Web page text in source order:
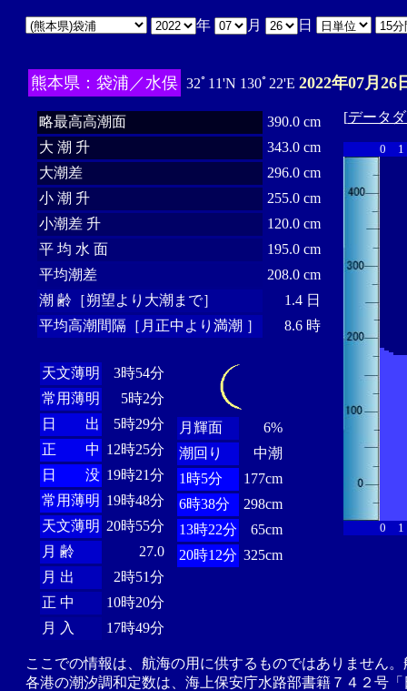
年 月 日
熊本県：袋浦／水俣 32ﾟ11'N 130ﾟ22'E 2022年07月26
略最高高潮面
390.0 cm
大 潮 升
343.0 cm
大潮差
296.0 cm
小 潮 升
255.0 cm
小潮差 升
120.0 cm
平 均 水 面
195.0 cm
平均潮差
208.0 cm
潮 齢［朔望より大潮まで］
1.4 日
平均高潮間隔［月正中より満潮 ］
8.6 時
天文薄明
3時54分
常用薄明
5時2分
日 出
5時29分
正 中 12時25分
日 没 19時21分
常用薄明 19時48分
天文薄明 20時55分
月 齢
27.0
月 出
2時51分
正 中
10時20分
月 入
17時49分
月輝面
6%
潮回り
中潮
1時5分
177cm
6時38分
298cm
13時22分
65cm
20時12分 325cm
[データ
0 1
0 1
ここでの情報は、航海の用に供するものではありません
各港の潮汐調和定数は、海上保安庁水路部書籍７４２号